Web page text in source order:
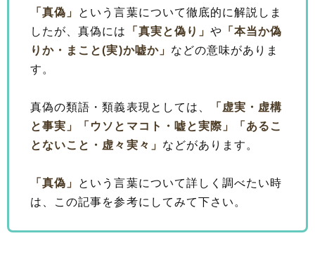
「真偽」
という言葉について徹底的に解説しま
したが、真偽には
「真実と偽り」や 「本当か偽
りか・まこと(実)か嘘か」 などの意味がありま
す。
真偽の類語・類義表現としては、
「虚実・虚構
と事実」
「ウソとマコト・嘘と実際」
「あるこ
とないこと・虚々実々」 などがあります。
「真偽」
という言葉について詳しく調べたい時
は、この記事を参考にしてみて下さい。